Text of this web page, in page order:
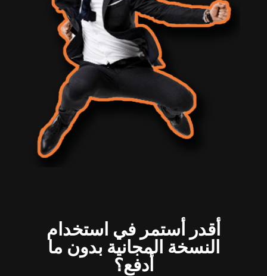
أقدر أستمر في استخدام
النسخة المجانية بدون ما
أدفع؟